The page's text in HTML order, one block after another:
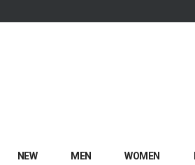
NEW MEN WOMEN